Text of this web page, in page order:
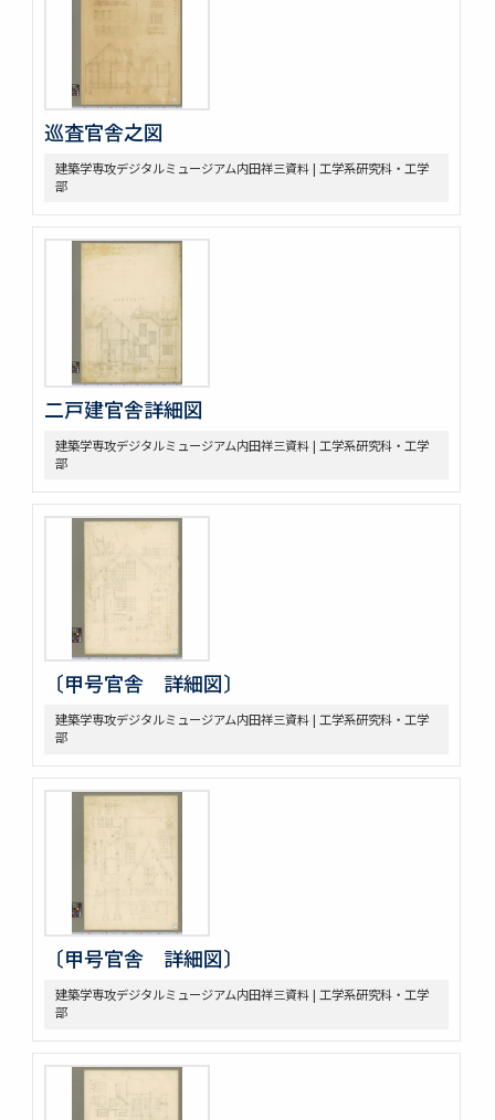
巡査官舎之図
建築学専攻デジタルミュージアム内田祥三資料 | 工学系研究科・工学
部
二戸建官舎詳細図
建築学専攻デジタルミュージアム内田祥三資料 | 工学系研究科・工学
部
〔甲号官舎 詳細図〕
建築学専攻デジタルミュージアム内田祥三資料 | 工学系研究科・工学
部
〔甲号官舎 詳細図〕
建築学専攻デジタルミュージアム内田祥三資料 | 工学系研究科・工学
部